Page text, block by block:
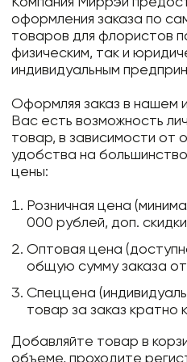
оформления заказа по
товаров для флористов
физическим, так и
индивидуальным
Оформляя заказ в нашем
Вас есть возможность
товар, в зависимости от
удобства на
цены:
Розничная цена
000 рублей, доп.
Оптовая цена
общую сумму заказа
Спеццена
товар за заказ кратно
Добавляйте товар в
объеме, проходите